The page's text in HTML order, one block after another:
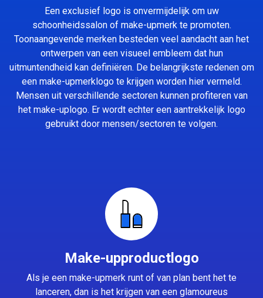
Een exclusief logo is onvermijdelijk om uw
schoonheidssalon of make-upmerk te promoten.
Toonaangevende merken besteden veel aandacht aan het
ontwerpen van een visueel embleem dat hun
uitmuntendheid kan definiëren. De belangrijkste redenen om
een make-upmerklogo te krijgen worden hier vermeld.
Mensen uit verschillende sectoren kunnen profiteren van
het make-uplogo. Er wordt echter een aantrekkelijk logo
gebruikt door mensen/sectoren te volgen.
Make-upproductlogo
Als je een make-upmerk runt of van plan bent het te
lanceren, dan is het krijgen van een glamoureus